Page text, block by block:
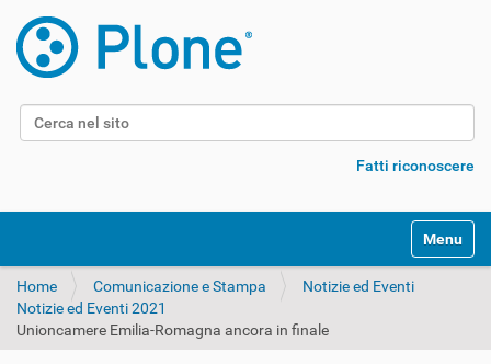
Cerca nel sito
Fatti riconoscere
Alterna
Home Comunicazione e Stampa
Notizie ed Eventi
Notizie ed Eventi 2021
Unioncamere Emilia-Romagna ancora in finale